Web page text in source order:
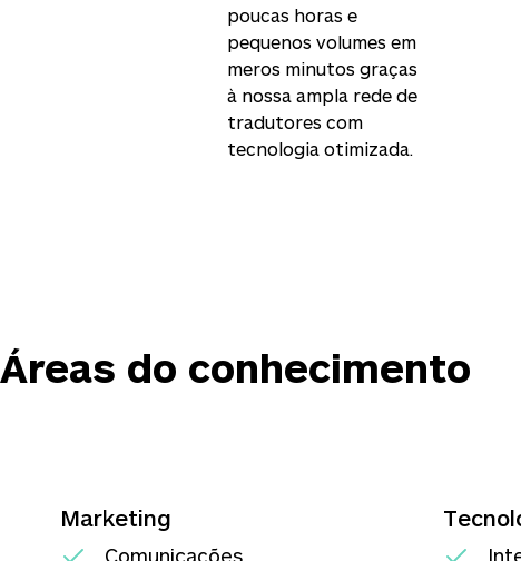
poucas horas e
pequenos volumes em
meros minutos graças
à nossa ampla rede de
tradutores com
tecnologia otimizada.
Áreas do conhecimento
Marketing
Comunicações